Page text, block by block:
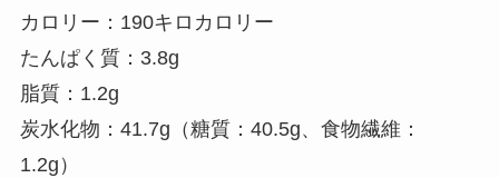
カロリー：190キロカロリー
たんぱく質：3.8g
脂質：1.2g
炭水化物：41.7g（糖質：40.5g、食物繊維：
1.2g）